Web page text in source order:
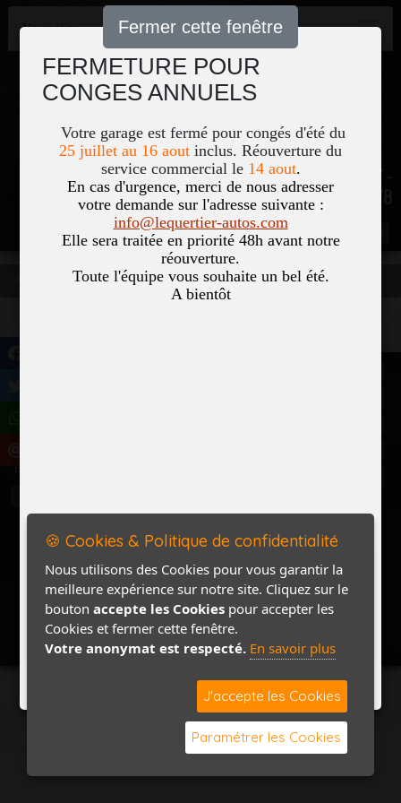
FERMETURE POUR
CONGES ANNUELS
Votre garage est fermé pour congés d'été du
25 juillet au 16 aout inclus. Réouverture du
service commercial le 14 aout.
En cas d'urgence, merci de nous adresser
votre demande sur l'adresse suivante :
info@lequertier-autos.com
Elle sera traitée en priorité 48h avant notre
réouverture.
Toute l'équipe vous souhaite un bel été.
A bientôt
Fermer cette fenêtre
Navigation
51, Le Bourg 50700 COLOMBY -
02 33 40 18 78
Nom Pass
Occasions Vous êtes ici
🍪 Cookies & Politique de confidentialité
Nous utilisons des Cookies pour vous garantir la
meilleure expérience sur notre site. Cliquez sur le
bouton accepte les Cookies pour accepter les
Cookies et fermer cette fenêtre.
Votre anonymat est respecté. En savoir plus
J'accepte les Cookies
Paramétrer les Cookies